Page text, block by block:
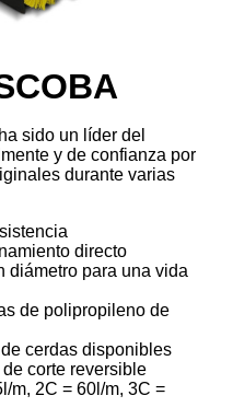
sido un líder del
y de confianza por
durante varias
directo
diámetro para una vida
de polipropileno de
cerdas disponibles
corte reversible
m, 2C = 60l/m, 3C =